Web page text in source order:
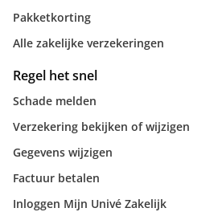
Pakketkorting
Alle zakelijke verzekeringen
Regel het snel
Schade melden
Verzekering bekijken of wijzigen
Gegevens wijzigen
Factuur betalen
Inloggen Mijn Univé Zakelijk